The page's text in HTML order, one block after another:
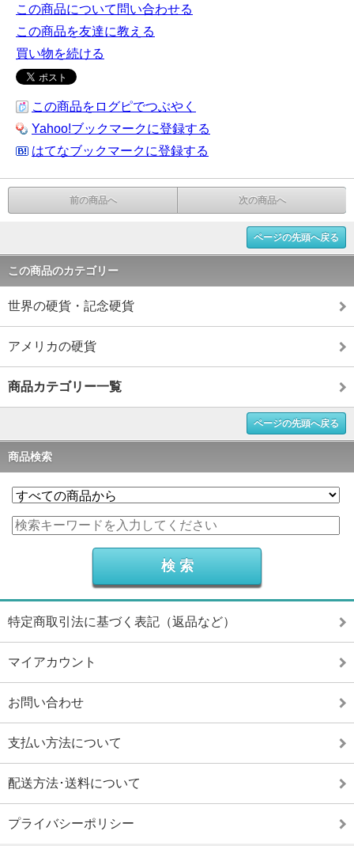
この商品について問い合わせる
この商品を友達に教える
買い物を続ける
この商品をログピでつぶやく
Yahoo!ブックマークに登録する
はてなブックマークに登録する
前の商品へ 次の商品へ
ページの先頭へ戻る
この商品のカテゴリー
世界の硬貨・記念硬貨
アメリカの硬貨
商品カテゴリー一覧
ページの先頭へ戻る
商品検索
特定商取引法に基づく表記（返品など）
マイアカウント
お問い合わせ
支払い方法について
配送方法･送料について
プライバシーポリシー